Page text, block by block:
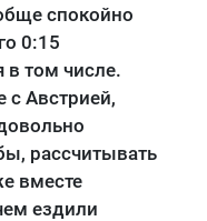
спокойно
0:15
в том числе.
с Австрией,
рассчитывать
вместе
ездили